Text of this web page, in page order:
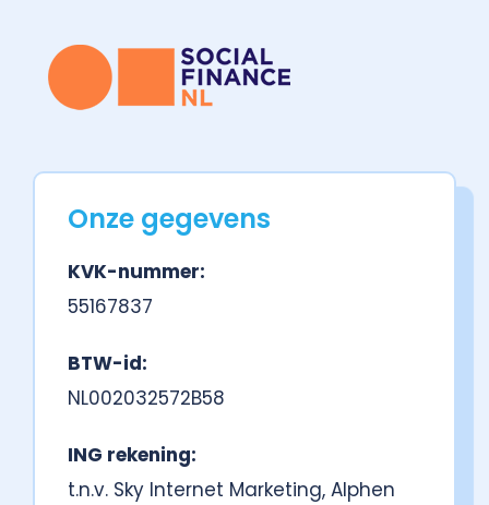
Onze gegevens
KVK-nummer:
55167837
BTW-id:
NL002032572B58
ING rekening:
t.n.v. Sky Internet Marketing, Alphen